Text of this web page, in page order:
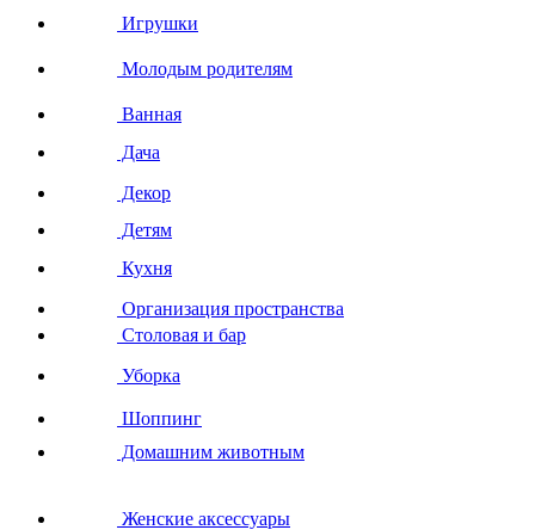
Игрушки
Молодым родителям
Ванная
Дача
Декор
Детям
Кухня
Организация пространства
Столовая и бар
Уборка
Шоппинг
Домашним животным
Женские аксессуары